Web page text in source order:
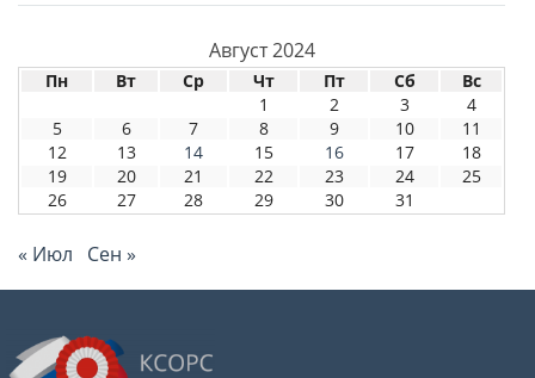
Август 2024
Пн Вт Ср Чт Пт Сб
Вс
1
2 3
4
5
6 7 8 9 10
11
12
13 14 15 16 17
18
19
20 21 22 23 24
25
26
27 28 29 30 31
« Июл Сен »